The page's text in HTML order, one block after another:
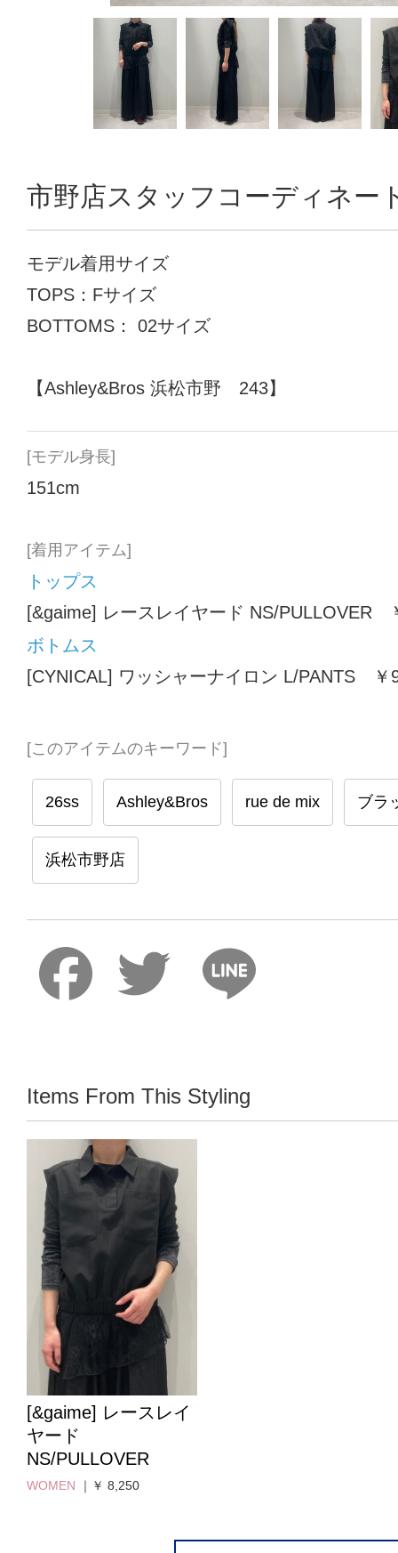
市野店スタッフコーディネー
モデル着用サイズ
TOPS：Fサイズ
BOTTOMS： 02サイズ
【Ashley&Bros 浜松市野 243】
[モデル身長]
151cm
[着用アイテム]
トップス
[&gaime] レースレイヤード NS/PULLOVER
ボトムス
[CYNICAL] ワッシャーナイロン L/PANTS
[このアイテムのキーワード]
26ss Ashley&Bros rue de mix ブラ
浜松市野店
Twitter
Items From This Styling
[&gaime] レースレイ
ヤード
NS/PULLOVER
WOMEN ｜￥ 8,250